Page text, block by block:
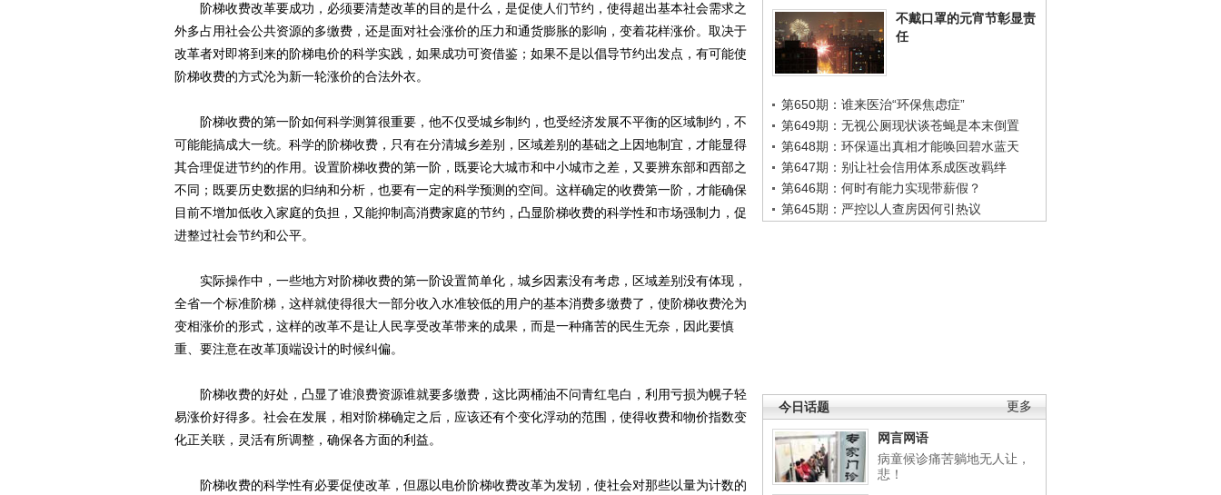
不戴口罩的元宵节彰显责
任
第650期：谁来医治“环保焦虑症”
第649期：无视公厕现状谈苍蝇是本末倒置
第648期：环保逼出真相才能唤回碧水蓝天
第647期：别让社会信用体系成医改羁绊
第646期：何时有能力实现带薪假？
第645期：严控以人查房因何引热议
更多
今日话题
网言网语
病童候诊痛苦躺地无人让，
悲！
阶梯收费改革要成功，必须要清楚改革的目的是什么，是促使人们节约，使得超出基本社会需求之
外多占用社会公共资源的多缴费，还是面对社会涨价的压力和通货膨胀的影响，变着花样涨价。取决于
改革者对即将到来的阶梯电价的科学实践，如果成功可资借鉴；如果不是以倡导节约出发点，有可能使
阶梯收费的方式沦为新一轮涨价的合法外衣。
阶梯收费的第一阶如何科学测算很重要，他不仅受城乡制约，也受经济发展不平衡的区域制约，不
可能能搞成大一统。科学的阶梯收费，只有在分清城乡差别，区域差别的基础之上因地制宜，才能显得
其合理促进节约的作用。设置阶梯收费的第一阶，既要论大城市和中小城市之差，又要辨东部和西部之
不同；既要历史数据的归纳和分析，也要有一定的科学预测的空间。这样确定的收费第一阶，才能确保
目前不增加低收入家庭的负担，又能抑制高消费家庭的节约，凸显阶梯收费的科学性和市场强制力，促
进整过社会节约和公平。
实际操作中，一些地方对阶梯收费的第一阶设置简单化，城乡因素没有考虑，区域差别没有体现，
全省一个标准阶梯，这样就使得很大一部分收入水准较低的用户的基本消费多缴费了，使阶梯收费沦为
变相涨价的形式，这样的改革不是让人民享受改革带来的成果，而是一种痛苦的民生无奈，因此要慎
重、要注意在改革顶端设计的时候纠偏。
阶梯收费的好处，凸显了谁浪费资源谁就要多缴费，这比两桶油不问青红皂白，利用亏损为幌子轻
易涨价好得多。社会在发展，相对阶梯确定之后，应该还有个变化浮动的范围，使得收费和物价指数变
化正关联，灵活有所调整，确保各方面的利益。
阶梯收费的科学性有必要促使改革，但愿以电价阶梯收费改革为发轫，使社会对那些以量为计数的